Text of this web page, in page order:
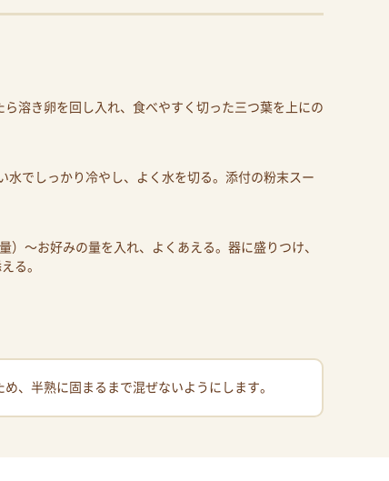
溶き卵を回し入れ、食べやすく切った三つ葉を上にの
水でしっかり冷やし、よく水を切る。添付の粉末スー
〜お好みの量を入れ、よくあえる。器に盛りつけ、
る。
、半熟に固まるまで混ぜないようにします。